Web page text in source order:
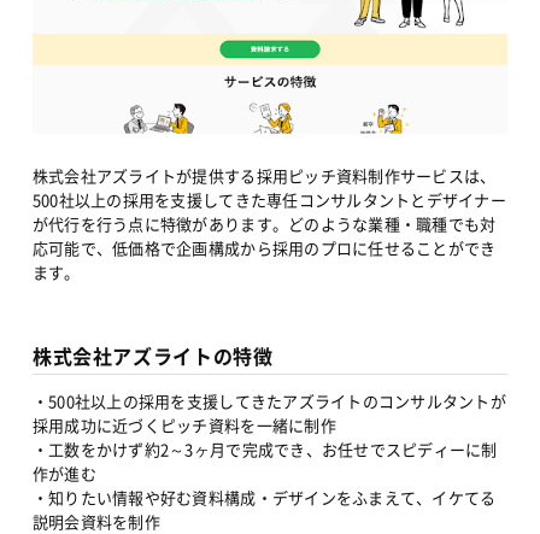
株式会社アズライトが提供する採用ピッチ資料制作サービスは、
500社以上の採用を支援してきた専任コンサルタントとデザイナー
が代行を行う点に特徴があります。どのような業種・職種でも対
応可能で、低価格で企画構成から採用のプロに任せることができ
ます。
株式会社アズライトの特徴
・500社以上の採用を支援してきたアズライトのコンサルタントが
採用成功に近づくピッチ資料を一緒に制作
・工数をかけず約2～3ヶ月で完成でき、お任せでスピディーに制
作が進む
・知りたい情報や好む資料構成・デザインをふまえて、イケてる
説明会資料を制作